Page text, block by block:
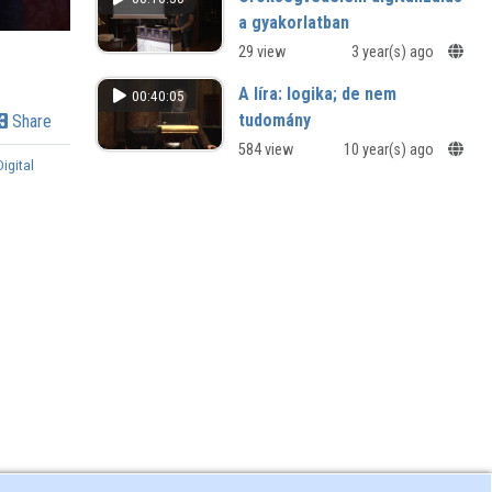
Share
a gyakorlatban
29 view 3 year(s) ago
00:40:05
A líra: logika; de nem
tudomány
584 view 10 year(s) ago